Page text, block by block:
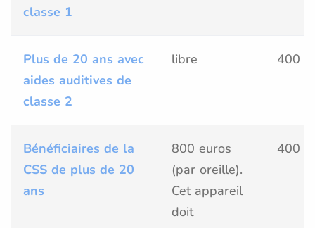
classe 1
Plus de 20 ans avec
aides auditives de
classe 2
libre 400
Bénéficiaires de la
CSS de plus de 20
ans
800 euros
(par oreille).
Cet appareil
doit
400